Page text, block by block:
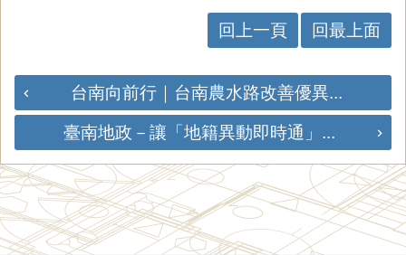
回上一頁 回最上面
台南向前行｜台南農水路改善優異...
臺南地政－讓「地籍異動即時通」...